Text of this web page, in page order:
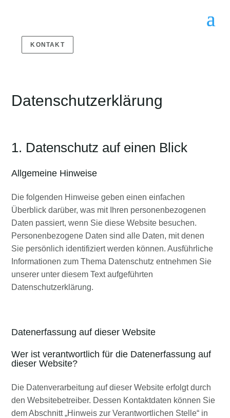
KONTAKT
Datenschutz­erklärung
1. Datenschutz auf einen Blick
Allgemeine Hinweise
Die folgenden Hinweise geben einen einfachen
Überblick darüber, was mit Ihren personenbezogenen
Daten passiert, wenn Sie diese Website besuchen.
Personenbezogene Daten sind alle Daten, mit denen
Sie persönlich identifiziert werden können. Ausführliche
Informationen zum Thema Datenschutz entnehmen Sie
unserer unter diesem Text aufgeführten
Datenschutzerklärung.
Datenerfassung auf dieser Website
Wer ist verantwortlich für die Datenerfassung auf
dieser Website?
Die Datenverarbeitung auf dieser Website erfolgt durch
den Websitebetreiber. Dessen Kontaktdaten können Sie
dem Abschnitt „Hinweis zur Verantwortlichen Stelle“ in